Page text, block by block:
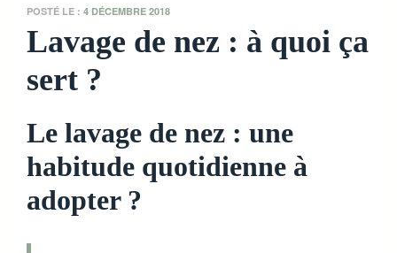
POSTÉ LE : 4 DÉCEMBRE 2018
Lavage de nez : à quoi ça
sert ?
Le lavage de nez : une
habitude quotidienne à
adopter ?